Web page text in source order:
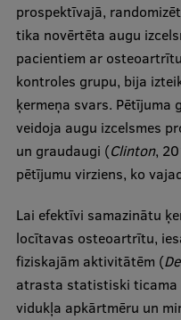
prospektīvajā,
tika novērtēta augu
pacientiem ar
kontroles grupu, bija
ķermeņa svars.
veidoja augu izcelsmes
un graudaugi (Clinton,
pētījumu virziens, ko
Lai efektīvi samazinātu
locītavas osteoartrītu,
fiziskajām aktivitātēm (
atrasta statistiski ticama
vidukļa apkārtmēru un